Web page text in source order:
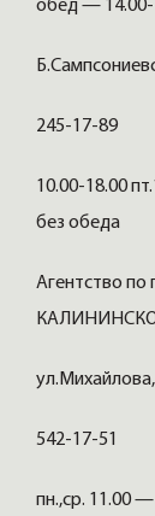
обед — 14.00-
245-17-89
10.00-18.00
без обеда
Агентство по
542-17-51
пн.,ср. 11.00